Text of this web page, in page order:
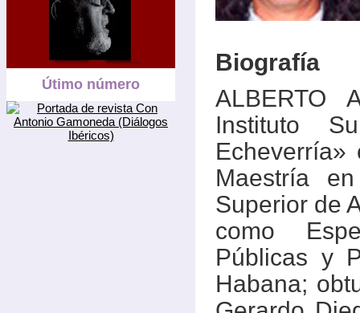
Útimo número
Biografía
ALBERTO
Instituto
Echeverría»
Maestría
Superior de
como
Públicas y
Habana;